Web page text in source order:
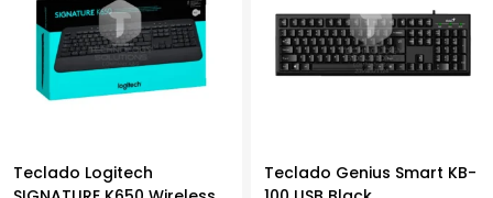
Teclado Logitech
Teclado Genius Smart KB-